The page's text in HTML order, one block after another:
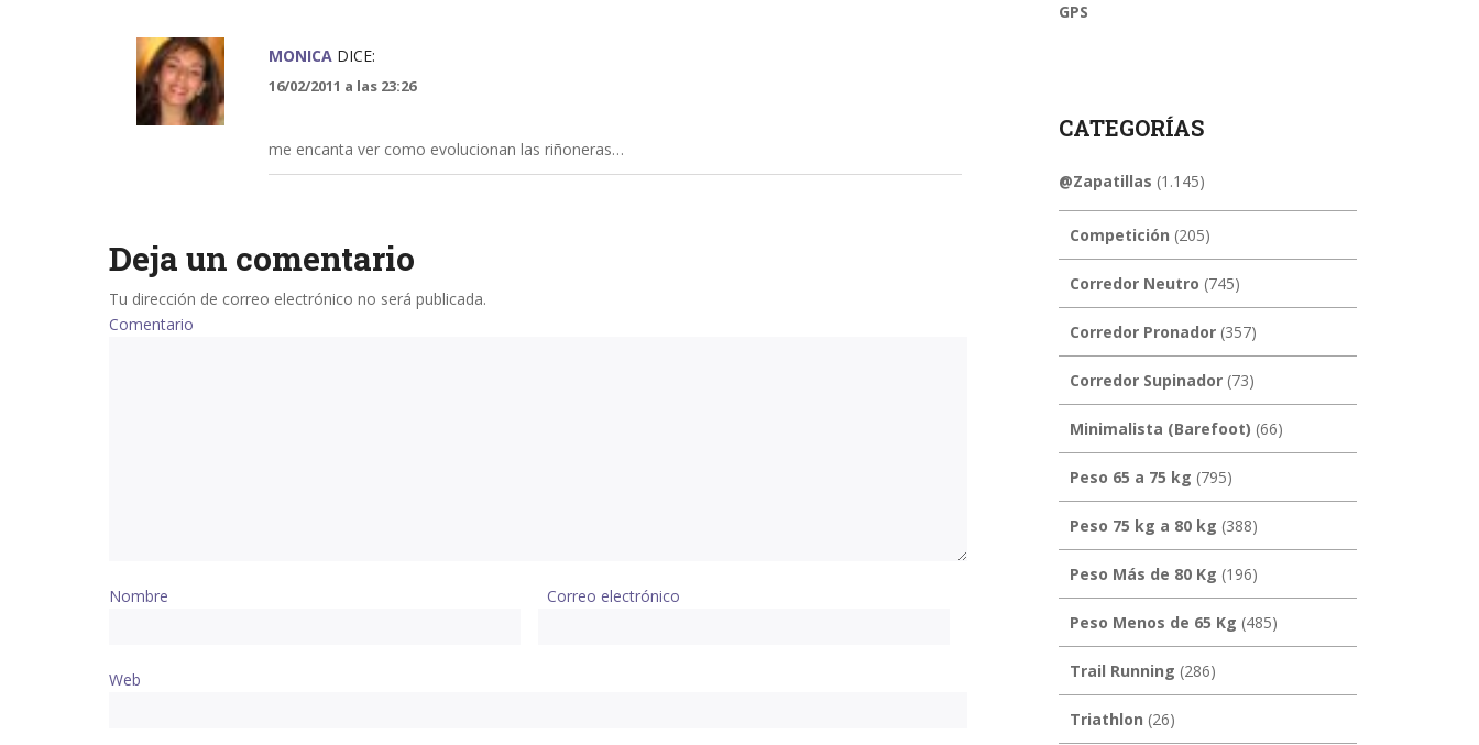
MONICA DICE:
16/02/2011 a las 23:26
me encanta ver como evolucionan las riñoneras…
Deja un comentario
Tu dirección de correo electrónico no será publicada.
Comentario
Nombre Correo electrónico
Web
GPS
CATEGORÍAS
@Zapatillas (1.145)
Competición (205)
Corredor Neutro (745)
Corredor Pronador(357)
Corredor Supinador(73)
Minimalista (Barefoot) (66)
Peso 65 a 75 kg (795)
Peso 75 kg a 80 kg (388)
Peso Más de 80 Kg (196)
Peso Menos de 65 Kg (485)
Trail Running (286)
Triathlon (26)